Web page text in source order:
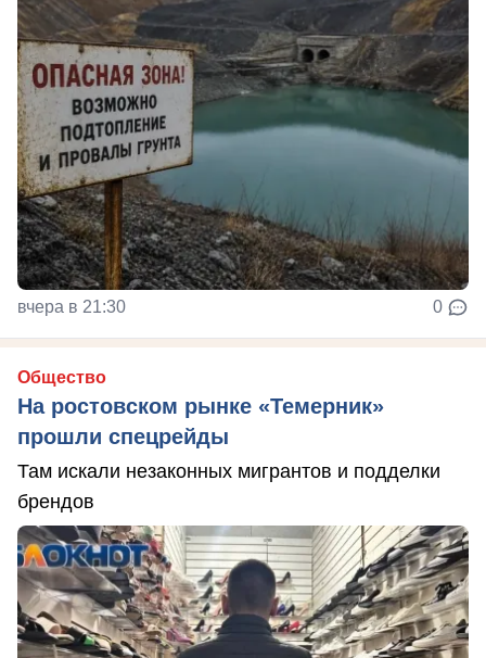
вчера в 21:30 0
Общество
На ростовском рынке «Темерник»
прошли спецрейды
Там искали незаконных мигрантов и подделки
брендов